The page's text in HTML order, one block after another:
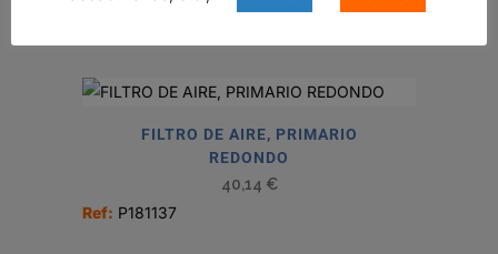
ENSAMBLE PURIFICADOR DE AIRE
FILTRO DE AIRE, PRIMARIO
REDONDO
40,14 €
Ref: P181137